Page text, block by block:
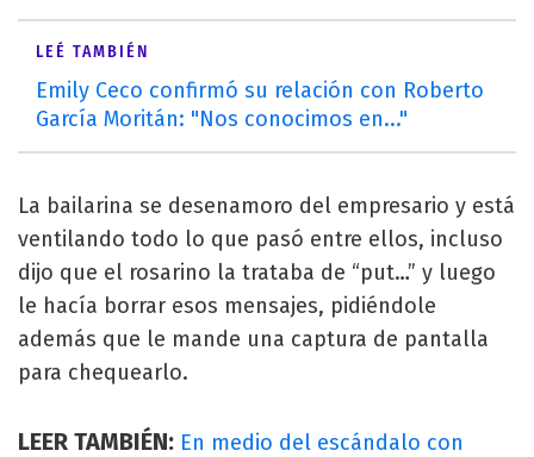
LEÉ TAMBIÉN
Emily Ceco confirmó su relación con Roberto
García Moritán: "Nos conocimos en..."
La bailarina se desenamoro del empresario y está
ventilando todo lo que pasó entre ellos, incluso
dijo que el rosarino la trataba de “put…” y luego
le hacía borrar esos mensajes, pidiéndole
además que le mande una captura de pantalla
para chequearlo.
LEER TAMBIÉN: En medio del escándalo con